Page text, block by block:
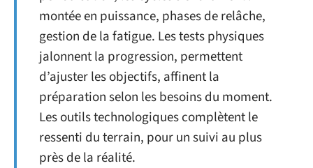
montée en puissance, phases de relâche,
gestion de la fatigue. Les tests physiques
jalonnent la progression, permettent
d’ajuster les objectifs, affinent la
préparation selon les besoins du moment.
Les outils technologiques complètent le
ressenti du terrain, pour un suivi au plus
près de la réalité.